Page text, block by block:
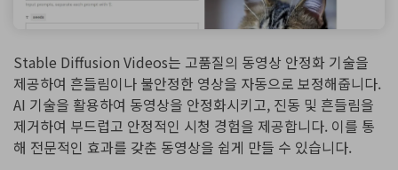
Stable Diffusion Videos는 고품질의 동영상 안정화 기술을
제공하여 흔들림이나 불안정한 영상을 자동으로 보정해줍니다.
AI 기술을 활용하여 동영상을 안정화시키고, 진동 및 흔들림을
제거하여 부드럽고 안정적인 시청 경험을 제공합니다. 이를 통
해 전문적인 효과를 갖춘 동영상을 쉽게 만들 수 있습니다.